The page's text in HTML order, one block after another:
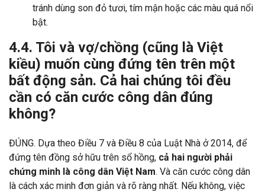
tránh dùng son đỏ tươi, tím mận hoặc các màu quá nổi
bật.
4.4. Tôi và vợ/chồng (cũng là Việt
kiều) muốn cùng đứng tên trên một
bất động sản. Cả hai chúng tôi đều
cần có căn cước công dân đúng
không?
ĐÚNG. Dựa theo Điều 7 và Điều 8 của Luật Nhà ở 2014, để
đứng tên đồng sở hữu trên sổ hồng, cả hai người phải
chứng minh là công dân Việt Nam. Và căn cước công dân
là cách xác minh đơn giản và rõ ràng nhất. Nếu không, việc